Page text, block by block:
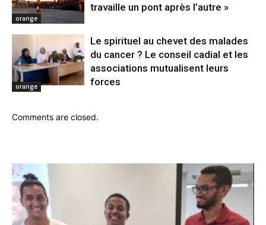
orange
travaille un pont après l’autre »
orange
Le spirituel au chevet des malades
du cancer ? Le conseil cadial et les
associations mutualisent leurs
forces
Comments are closed.